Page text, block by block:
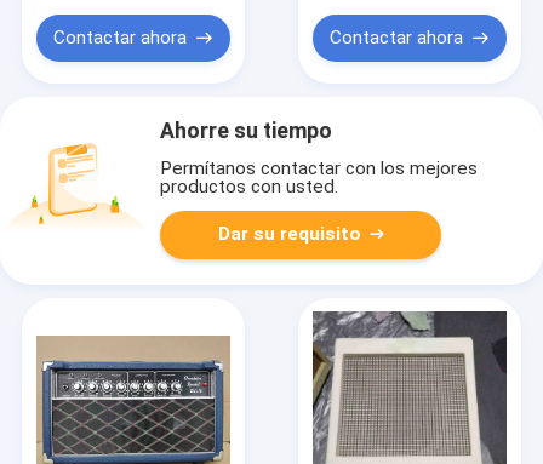
Contactar ahora
Combos de cabeza
Contactar ahora
Ahorre su tiempo
Permítanos contactar con los mejores
productos con usted.
Dar su requisito